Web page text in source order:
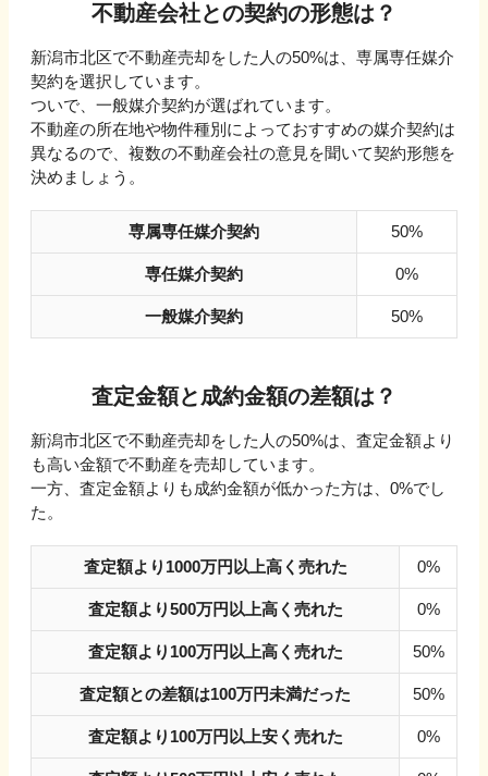
不動産会社との契約の形態は？
新潟市北区で不動産売却をした人の50%は、専属専任媒介
契約を選択しています。
ついで、一般媒介契約が選ばれています。
不動産の所在地や物件種別によっておすすめの媒介契約は
異なるので、複数の不動産会社の意見を聞いて契約形態を
決めましょう。
専属専任媒介契約 50%
専任媒介契約 0%
一般媒介契約 50%
査定金額と成約金額の差額は？
新潟市北区で不動産売却をした人の50%は、査定金額より
も高い金額で不動産を売却しています。
一方、査定金額よりも成約金額が低かった方は、 0%でし
た。
査定額より1000万円以上高く売れた 0%
査定額より500万円以上高く売れた 0%
査定額より100万円以上高く売れた 50%
査定額との差額は100万円未満だった 50%
査定額より100万円以上安く売れた 0%